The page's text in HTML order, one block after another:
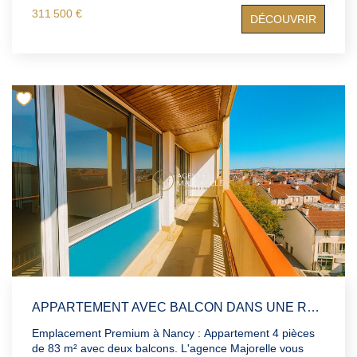
des prestations d'exception pour un confort absolu. Dès
l'entrée, l'atmosphère est épurée et contemporaine :
grandes surfaces vitrées, lignes modernes, placards
conjuguer esthétique et fonctionnalité. L'appartement se
compose de deux chambres, chacune bénéficiant de sa
propre salle d'eau privative au design actuel et raffiné. La
spacieuse pièce de vie, baignée de lumière naturelle,
s'ouvre sur une terrasse exceptionnelle de 60 m²,
partiellement végétalisée, offrant une vue imprenable sur
le lac et la forêt : un cadre rare, apaisant et inspirant, en
parfaite communion avec la nature. Un garage privatif
vient compléter ce bien d'exception. Venez découvrir cet
appartement perché en pleine nature et laissez-vous
séduire par son cadre unique et ses prestations haut de
gamme.
311 500 € DÉCOUVRIR
APPARTEMENT AVEC BALCON DANS UNE RÉSIDENCE AVEC ASCENSEUR EN CENTRE VILLE DE NANCY
Emplacement Premium à Nancy : Appartement 4 pièces
de 83 m² avec deux balcons. L'agence Majorelle vous